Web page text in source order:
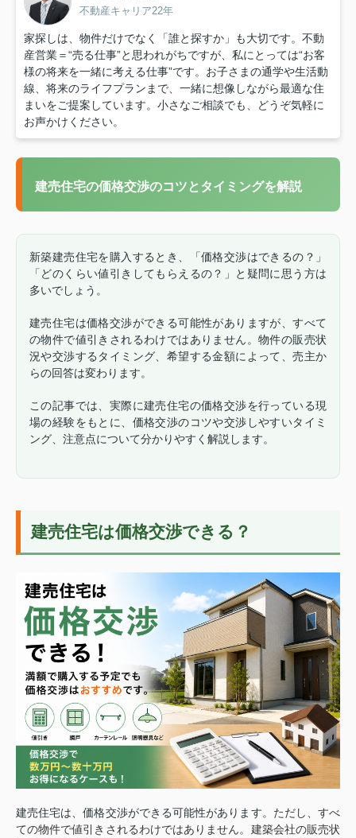
不動産キャリア22年
家探しは、物件だけでなく「誰と探すか」も大切です。不動
産営業＝“売る仕事”と思われがちですが、私にとっては“お客
様の将来を一緒に考える仕事”です。お子さまの通学や生活動
線、将来のライフプランまで、一緒に想像しながら最適な住
まいをご提案しています。小さなご相談でも、どうぞ気軽に
お声かけください。
建売住宅の価格交渉のコツとタイミングを解説
新築建売住宅を購入するとき、「価格交渉はできるの？」
「どのくらい値引きしてもらえるの？」と疑問に思う方は
多いでしょう。
建売住宅は価格交渉ができる可能性がありますが、すべて
の物件で値引きされるわけではありません。物件の販売状
況や交渉するタイミング、希望する金額によって、売主か
らの回答は変わります。
この記事では、実際に建売住宅の価格交渉を行っている現
場の経験をもとに、価格交渉のコツや交渉しやすいタイミ
ング、注意点について分かりやすく解説します。
建売住宅は価格交渉できる？
建売住宅は、価格交渉ができる可能性があります。 ただし、すべ
ての物件で値引きされるわけではありません。建築会社の販売状